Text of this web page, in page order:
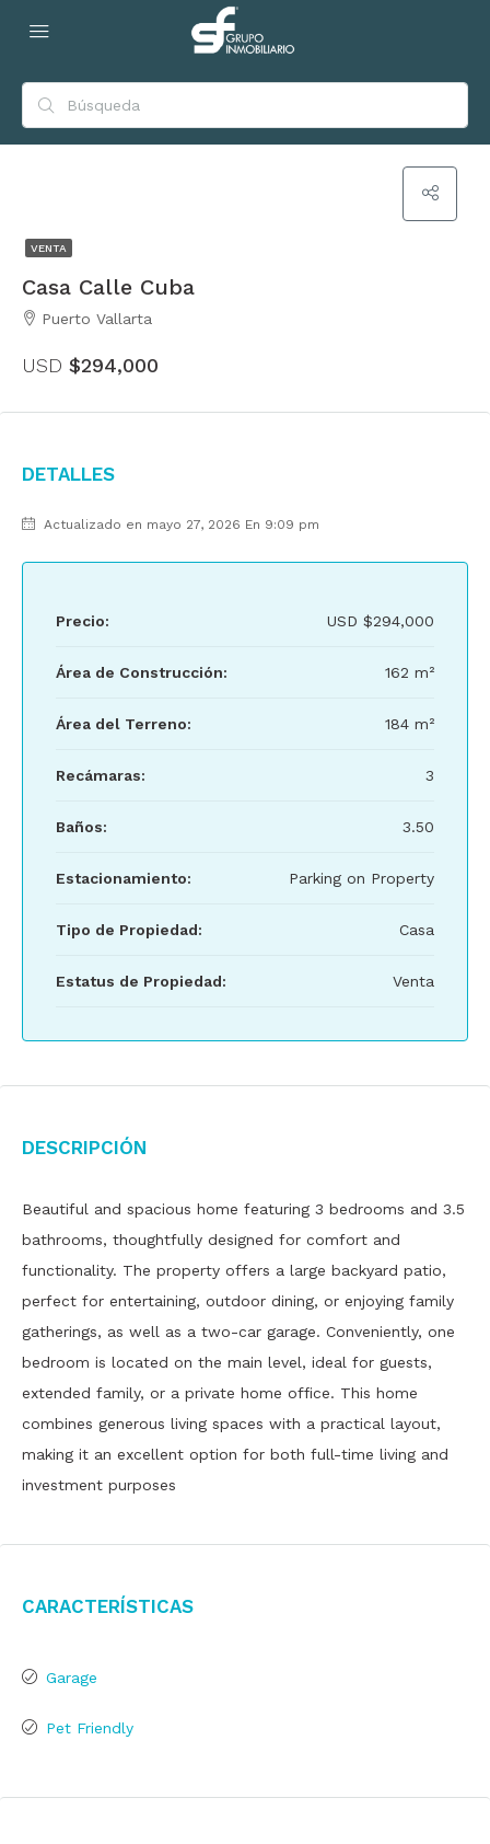
VENTA
Casa Calle Cuba
Puerto Vallarta
USD $294,000
Detalles
Actualizado en mayo 27, 2026 En 9:09 pm
Precio: USD $294,000
Área de Construcción: 162 m²
Área del Terreno: 184 m²
Recámaras: 3
Baños: 3.50
Estacionamiento: Parking on Property
Tipo de Propiedad: Casa
Estatus de Propiedad: Venta
Descripción
Beautiful and spacious home featuring 3 bedrooms and 3.5
bathrooms, thoughtfully designed for comfort and
functionality. The property offers a large backyard patio,
perfect for entertaining, outdoor dining, or enjoying family
gatherings, as well as a two-car garage. Conveniently, one
bedroom is located on the main level, ideal for guests,
extended family, or a private home office. This home
combines generous living spaces with a practical layout,
making it an excellent option for both full-time living and
investment purposes
Características
Garage
Pet Friendly